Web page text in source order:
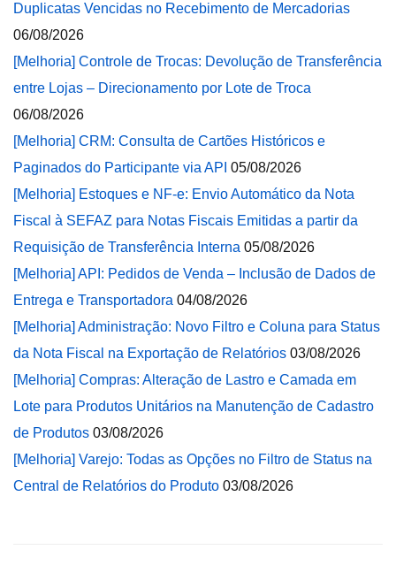
Duplicatas Vencidas no Recebimento de Mercadorias
06/08/2026
[Melhoria] Controle de Trocas: Devolução de Transferência
entre Lojas – Direcionamento por Lote de Troca
06/08/2026
[Melhoria] CRM: Consulta de Cartões Históricos e
Paginados do Participante via API 05/08/2026
[Melhoria] Estoques e NF-e: Envio Automático da Nota
Fiscal à SEFAZ para Notas Fiscais Emitidas a partir da
Requisição de Transferência Interna 05/08/2026
[Melhoria] API: Pedidos de Venda – Inclusão de Dados de
Entrega e Transportadora 04/08/2026
[Melhoria] Administração: Novo Filtro e Coluna para Status
da Nota Fiscal na Exportação de Relatórios 03/08/2026
[Melhoria] Compras: Alteração de Lastro e Camada em
Lote para Produtos Unitários na Manutenção de Cadastro
de Produtos 03/08/2026
[Melhoria] Varejo: Todas as Opções no Filtro de Status na
Central de Relatórios do Produto 03/08/2026